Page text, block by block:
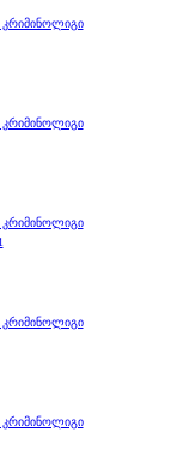
კრიმინოლიგი
კრიმინოლიგი
კრიმინოლიგი
კრიმინოლიგი
კრიმინოლიგი